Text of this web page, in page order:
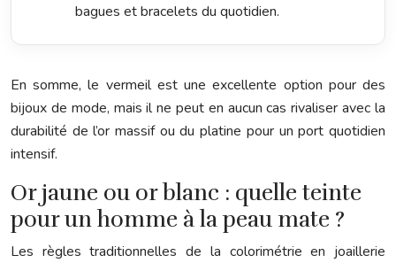
bagues et bracelets du quotidien.
En somme, le vermeil est une excellente option pour des
bijoux de mode, mais il ne peut en aucun cas rivaliser avec la
durabilité de l’or massif ou du platine pour un port quotidien
intensif.
Or jaune ou or blanc : quelle teinte
pour un homme à la peau mate ?
Les règles traditionnelles de la colorimétrie en joaillerie